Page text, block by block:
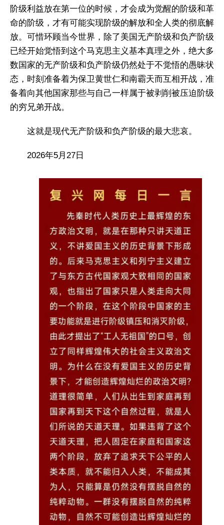
阶级利益放在第一位的时候，才会成为觉醒的阶级和革
命的阶级，才有可能实现阶级的解放和全人类的彻底解
放。可惜环顾当今世界，除了美国无产阶级和负产阶级
已经开始觉悟到这个马克思主义基本真理之外，绝大多
数国家的无产阶级和负产阶级仍然处于不觉悟的愚昧状
态，时刻准备着为保卫黄世仁和南霸天而互相开战，准
备着向其他国家那些与自己一样属于被剥削被压迫阶级
的穷兄弟开战。
这就是现代无产阶级和负产阶级的最大悲哀。
2026年5月27日